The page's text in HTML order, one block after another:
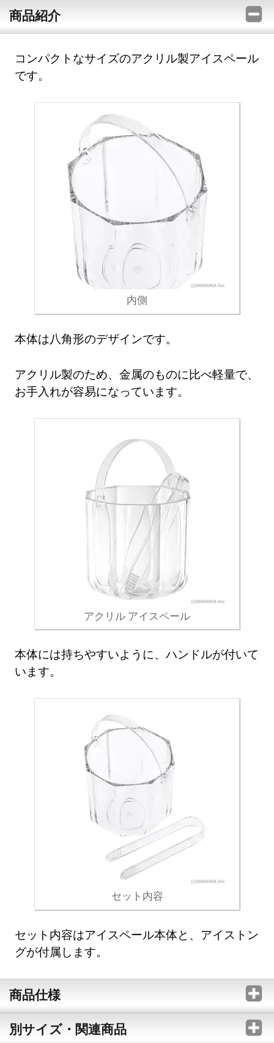
商品紹介
コンパクトなサイズのアクリル製アイスペール
です。
内側
本体は八角形のデザインです。
アクリル製のため、金属のものに比べ軽量で、
お手入れが容易になっています。
アクリル アイスペール
本体には持ちやすいように、ハンドルが付いて
います。
セット内容
セット内容はアイスペール本体と、アイストン
グが付属します。
商品仕様
別サイズ・関連商品